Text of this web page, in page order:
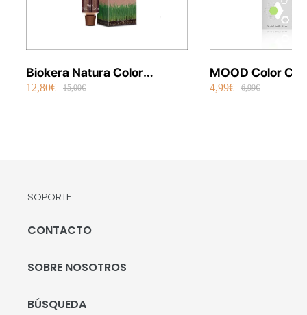
Biokera Natura Color
Orgánico 70 ml
12,80€ 15,00€
MOOD Color
Permanente
4,99€ 6,99€
SOPORTE
CONTACTO
SOBRE NOSOTROS
BÚSQUEDA